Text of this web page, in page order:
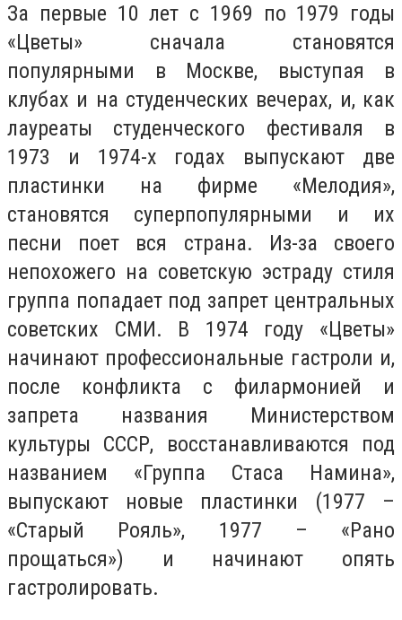
За первые 10 лет с 1969 по 1979 годы
«Цветы» сначала становятся
популярными в Москве, выступая в
клубах и на студенческих вечерах, и, как
лауреаты студенческого фестиваля в
1973 и 1974-х годах выпускают две
пластинки на фирме «Мелодия»,
становятся суперпопулярными и их
песни поет вся страна. Из-за своего
непохожего на советскую эстраду стиля
группа попадает под запрет центральных
советских СМИ. В 1974 году «Цветы»
начинают профессиональные гастроли и,
после конфликта с филармонией и
запрета названия Министерством
культуры СССР, восстанавливаются под
названием «Группа Стаса Намина»,
выпускают новые пластинки (1977 –
«Старый Рояль», 1977 – «Рано
прощаться») и начинают опять
гастролировать.